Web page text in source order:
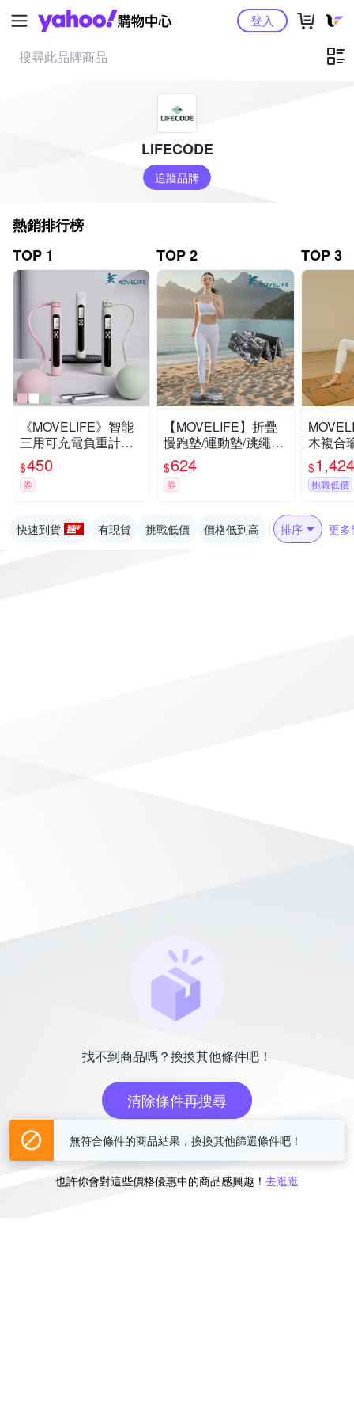
Yahoo購物中心登入
LIFECODE
追蹤品牌
熱銷排行榜
TOP 1
《MOVELIFE》智能
三用可充電負重計數
跳繩/無繩跳繩含大球-
3色可選
$450
券
TOP 2
【MOVELIFE】折疊
慢跑墊/運動墊/跳繩墊
(60x42cmx12mm)-黑
色迷彩
$624
券
TOP 3
木複合
+橡膠)
$1,424
挑戰低價
快速到貨 有現貨 挑戰低價 價格低到高 排序 更多
找不到商品嗎？換換其他條件吧！
清除條件再搜尋
或
也許你會對這些價格優惠中的商品感興趣！ 去逛逛
無符合條件的商品結果，換換其他篩選條件吧！